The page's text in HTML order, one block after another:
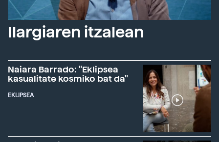
Ilargiaren itzalean
Naiara Barrado: "Eklipsea
kasualitate kosmiko bat da"
EKLIPSEA